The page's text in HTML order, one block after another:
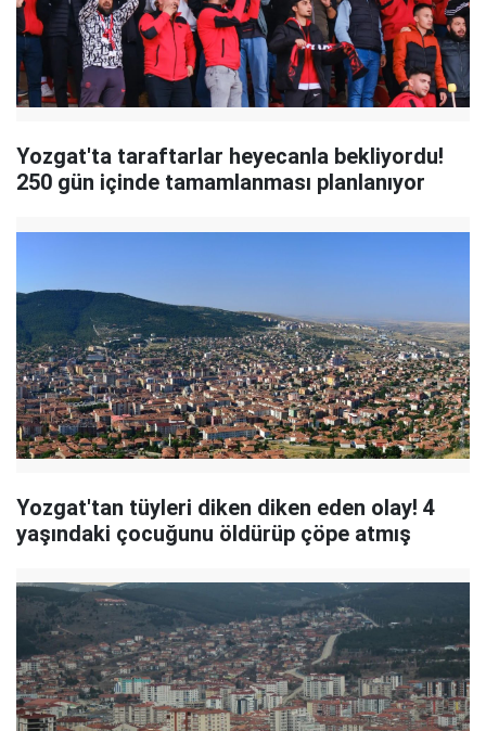
Yozgat'ta taraftarlar heyecanla bekliyordu!
250 gün içinde tamamlanması planlanıyor
Yozgat'tan tüyleri diken diken eden olay! 4
yaşındaki çocuğunu öldürüp çöpe atmış